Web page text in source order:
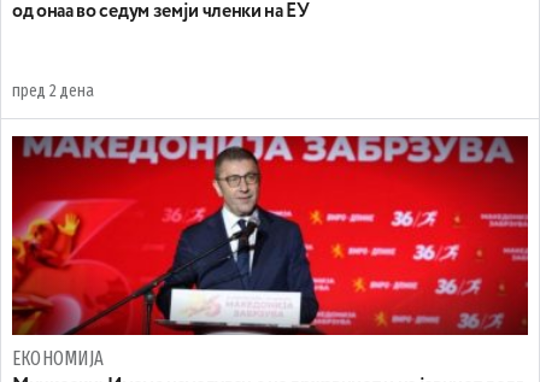
од онаа во седум земји членки на ЕУ
пред 2 дена
ЕКОНОМИЈА